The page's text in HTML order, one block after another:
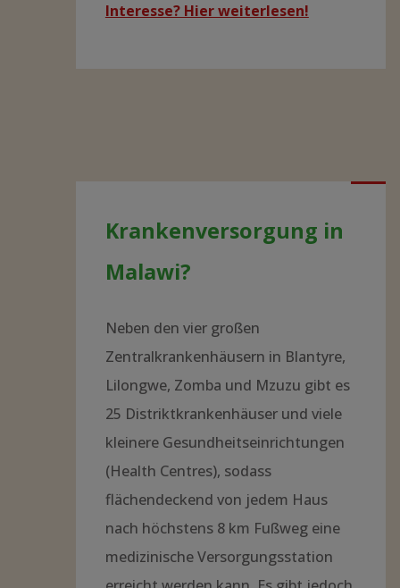
Interesse? Hier weiterlesen!
Krankenversorgung in
Malawi?
Neben den vier großen
Zentralkrankenhäusern in Blantyre,
Lilongwe, Zomba und Mzuzu gibt es
25 Distriktkrankenhäuser und viele
kleinere Gesundheitseinrichtungen
(Health Centres), sodass
flächendeckend von jedem Haus
nach höchstens 8 km Fußweg eine
medizinische Versorgungsstation